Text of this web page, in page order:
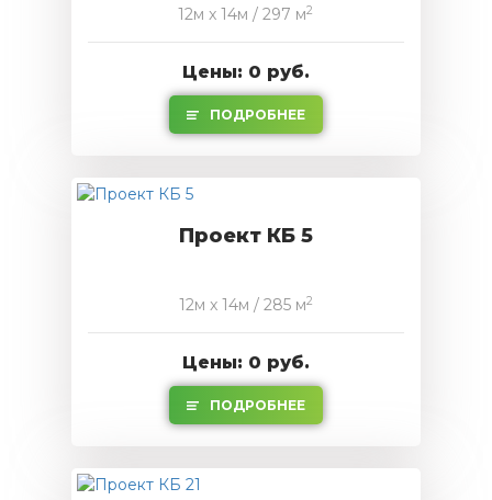
12м x 14м / 297 м2
Цены: 0 руб.
ПОДРОБНЕЕ
Проект КБ 5
12м x 14м / 285 м2
Цены: 0 руб.
ПОДРОБНЕЕ